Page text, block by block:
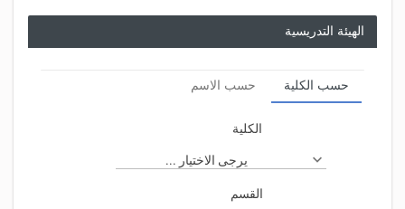
الهيئة التدريسية
حسب الكلية حسب الاسم
الكلية
يرجى الاختيار ...
القسم